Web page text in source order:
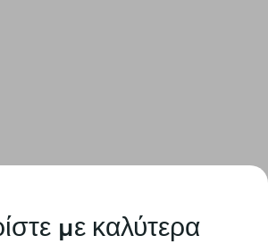
με καλύτερα